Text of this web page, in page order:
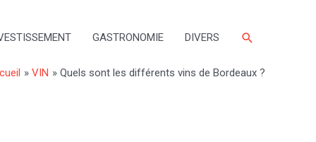
GASTRONOMIE DIVERS Rechercher
VIN Quels sont les différents vins de Bordeaux ?